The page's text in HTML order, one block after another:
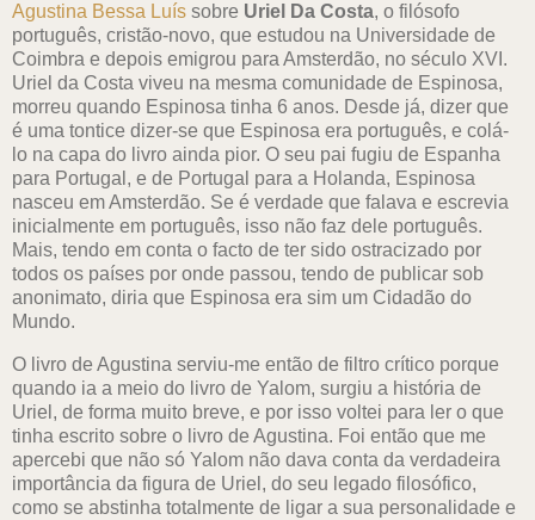
Agustina Bessa Luís sobre Uriel Da Costa, o filósofo
português, cristão-novo, que estudou na Universidade de
Coimbra e depois emigrou para Amsterdão, no século XVI.
Uriel da Costa viveu na mesma comunidade de Espinosa,
morreu quando Espinosa tinha 6 anos. Desde já, dizer que
é uma tontice dizer-se que Espinosa era português, e colá-
lo na capa do livro ainda pior. O seu pai fugiu de Espanha
para Portugal, e de Portugal para a Holanda, Espinosa
nasceu em Amsterdão. Se é verdade que falava e escrevia
inicialmente em português, isso não faz dele português.
Mais, tendo em conta o facto de ter sido ostracizado por
todos os países por onde passou, tendo de publicar sob
anonimato, diria que Espinosa era sim um Cidadão do
Mundo.
O livro de Agustina serviu-me então de filtro crítico porque
quando ia a meio do livro de Yalom, surgiu a história de
Uriel, de forma muito breve, e por isso voltei para ler o que
tinha escrito sobre o livro de Agustina. Foi então que me
apercebi que não só Yalom não dava conta da verdadeira
importância da figura de Uriel, do seu legado filosófico,
como se abstinha totalmente de ligar a sua personalidade e